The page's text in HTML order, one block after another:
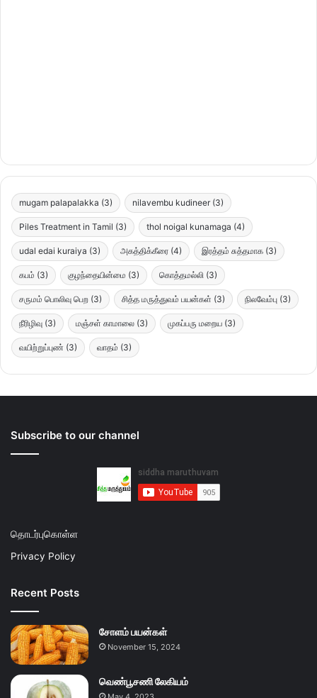
mugam palapalakka (3) nilavembu kudineer (3)
Piles Treatment in Tamil (3) thol noigal kunamaga (4)
udal edai kuraiya (3) அகத்திக்கீரை (4) இரத்தம் சுத்தமாக (3)
கபம் (3) குழந்தையின்மை (3) கொத்தமல்லி (3)
சருமம் பொலிவு பெற (3) சித்த மருத்துவம் பயன்கள் (3) நிலவேம்பு (3)
நீரிழிவு (3) மஞ்சள் காமாலை (3) முகப்பரு மறைய (3)
வயிற்றுப்புண் (3) வாதம் (3)
Subscribe to our channel
தொடர்புகொள்ள
Privacy Policy
Recent Posts
சோளம் பயன்கள்
November 15, 2024
வெண்பூசணி லேகியம்